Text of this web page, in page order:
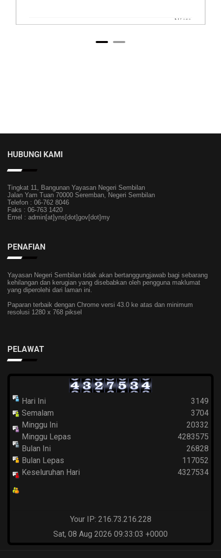
HUBUNGI KAMI
Tingkat 11, Bangunan Yayasan Negeri Sembilan
Jalan Yam Tuan 70000 Seremban, Negeri Sembilan
Telefon : 06-762 8046
Faks : 06-763 1420
Emel : admin[at]yns[dot]gov[dot]my
PENAFIAN
Yayasan Negeri Sembilan tidak akan bertanggungjawab bagi sebarang
kehilangan dan kerugian yang disebabkan oleh pengguna maklumat
yang diperolehi dari laman ini.
Paparan terbaik dengan Chrome versi 43.0 ke atas dan minimum
resolusi 1280 x 768 piksel
PELAWAT
Hari Ini
Semalam
Minggu Ini
Minggu Lepas
Bulan Ini
Bulan Lepas
Keseluruhan Hari
3149
3704
20332
4283575
26828
117052
4327534
Your IP: 216.73.216.228
Sat, 08 Aug 2026 09:33:03 +0000